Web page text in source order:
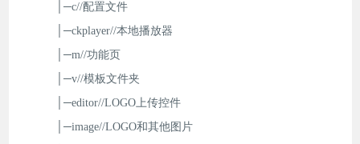
│─c//配置文件
│─ckplayer//本地播放器
│─m//功能页
│─v//模板文件夹
│─editor//LOGO上传控件
│─image//LOGO和其他图片